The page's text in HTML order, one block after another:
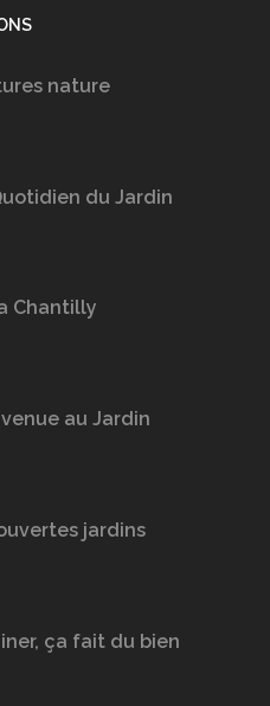
nature
du Jardin
Chantilly
au Jardin
jardins
ça fait du bien